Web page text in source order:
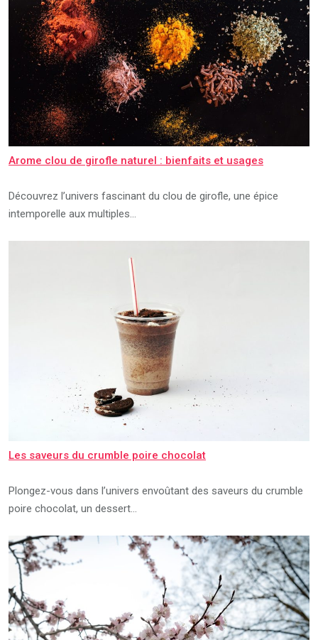
Arome clou de girofle naturel : bienfaits et usages
Découvrez l’univers fascinant du clou de girofle, une épice
intemporelle aux multiples…
Les saveurs du crumble poire chocolat
Plongez-vous dans l’univers envoûtant des saveurs du crumble
poire chocolat, un dessert…